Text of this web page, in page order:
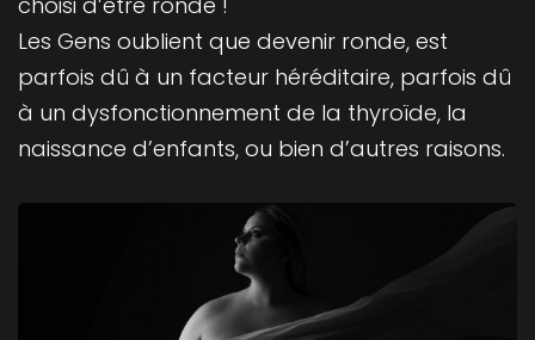
Les Gens oublient que devenir ronde, est
parfois dû à un facteur héréditaire, parfois dû
à un dysfonctionnement de la thyroïde, la
naissance d’enfants, ou bien d’autres raisons.